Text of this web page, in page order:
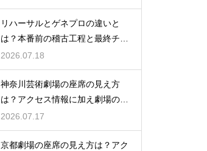
リハーサルとゲネプロの違いと
は？本番前の稽古工程と最終チェ
ックの意味を解説
2026.07.18
神奈川芸術劇場の座席の見え方
は？アクセス情報に加え劇場の魅
力を徹底解説
2026.07.17
京都劇場の座席の見え方は？アク